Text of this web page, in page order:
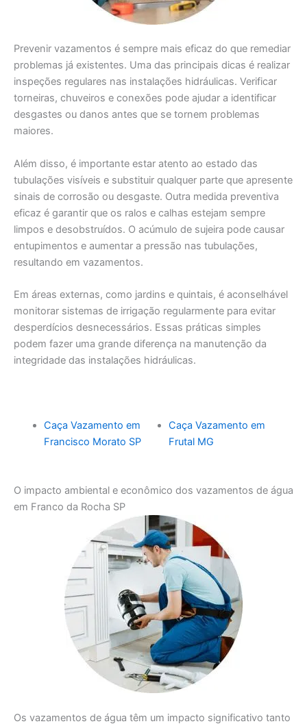
Prevenir vazamentos é sempre mais eficaz do que remediar
problemas já existentes. Uma das principais dicas é realizar
inspeções regulares nas instalações hidráulicas. Verificar
torneiras, chuveiros e conexões pode ajudar a identificar
desgastes ou danos antes que se tornem problemas
maiores.
Além disso, é importante estar atento ao estado das
tubulações visíveis e substituir qualquer parte que apresente
sinais de corrosão ou desgaste. Outra medida preventiva
eficaz é garantir que os ralos e calhas estejam sempre
limpos e desobstruídos. O acúmulo de sujeira pode causar
entupimentos e aumentar a pressão nas tubulações,
resultando em vazamentos.
Em áreas externas, como jardins e quintais, é aconselhável
monitorar sistemas de irrigação regularmente para evitar
desperdícios desnecessários. Essas práticas simples
podem fazer uma grande diferença na manutenção da
integridade das instalações hidráulicas.
Caça Vazamento em
Francisco Morato SP
Caça Vazamento em
Frutal MG
O impacto ambiental e econômico dos vazamentos de água
em Franco da Rocha SP
Os vazamentos de água têm um impacto significativo tanto